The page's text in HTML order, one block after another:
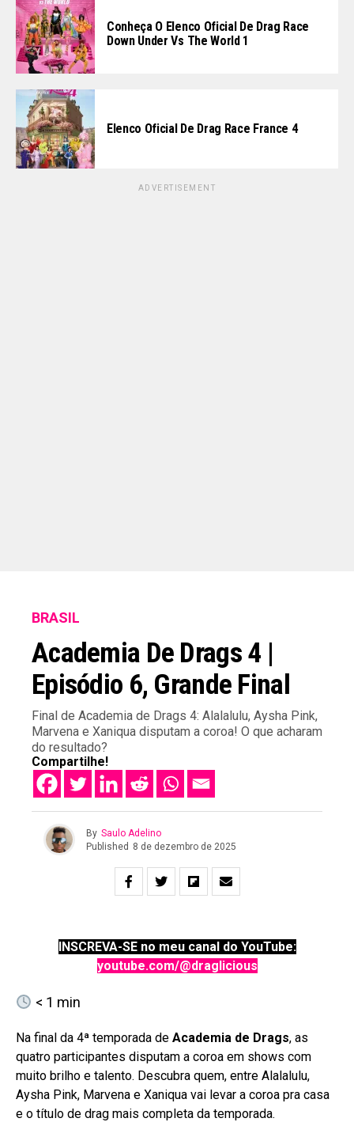
Conheça O Elenco Oficial De Drag Race
Down Under Vs The World 1
Elenco Oficial De Drag Race France 4
ADVERTISEMENT
BRASIL
Academia De Drags 4 |
Episódio 6, Grande Final
Final de Academia de Drags 4: Alalalulu, Aysha Pink,
Marvena e Xaniqua disputam a coroa! O que acharam
do resultado?
Compartilhe!
By Saulo Adelino
Published 8 de dezembro de 2025
INSCREVA-SE no meu canal do YouTube:
youtube.com/@draglicious
< 1 min
Na final da 4ª temporada de Academia de Drags, as
quatro participantes disputam a coroa em shows com
muito brilho e talento. Descubra quem, entre Alalalulu,
Aysha Pink, Marvena e Xaniqua vai levar a coroa pra casa
e o título de drag mais completa da temporada.